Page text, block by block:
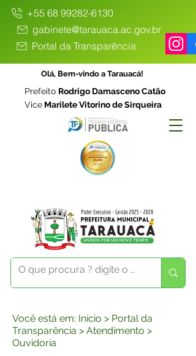
+55 68 99282-6130
gabinete@tarauaca.ac.gov.br
Portal da Transparência
Olá, Bem-vindo a Tarauacá!
Prefeito Rodrigo Damasceno Catão
Vice Marilete Vitorino de Sirqueira
Você está em: Início > Portal da
Transparência > Atendimento >
Ouvidoria